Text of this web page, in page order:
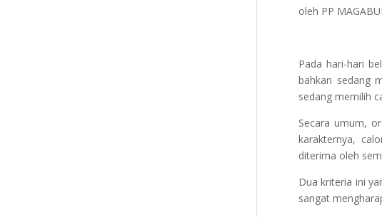
oleh PP
Pada hari-hari
bahkan sedang
sedang memilih
Secara umum,
karakternya,
diterima oleh
Dua kriteria ini
sangat